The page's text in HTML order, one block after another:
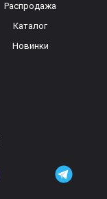
Распродажа
Каталог
Новинки